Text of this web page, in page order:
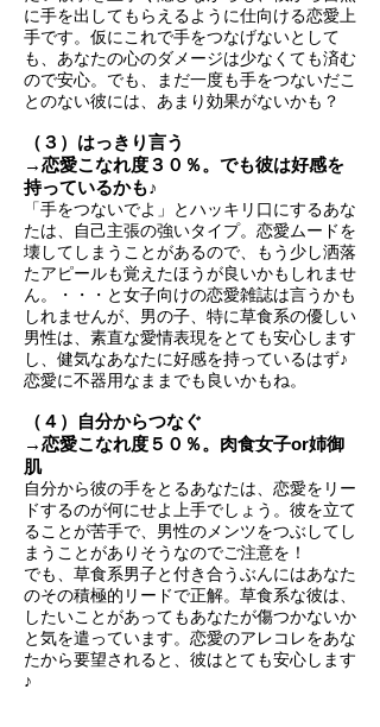
に手を出してもらえるように仕向ける恋愛上
手です。仮にこれで手をつなげないとして
も、あなたの心のダメージは少なくても済む
ので安心。でも、まだ一度も手をつないだこ
とのない彼には、あまり効果がないかも？
（３）はっきり言う
→恋愛こなれ度３０％。でも彼は好感を
持っているかも♪
「手をつないでよ」とハッキリ口にするあな
たは、自己主張の強いタイプ。恋愛ムードを
壊してしまうことがあるので、もう少し洒落
たアピールも覚えたほうが良いかもしれませ
ん。・・・と女子向けの恋愛雑誌は言うかも
しれませんが、男の子、特に草食系の優しい
男性は、素直な愛情表現をとても安心します
し、健気なあなたに好感を持っているはず♪
恋愛に不器用なままでも良いかもね。
（４）自分からつなぐ
→恋愛こなれ度５０％。肉食女子or姉御
肌
自分から彼の手をとるあなたは、恋愛をリー
ドするのが何にせよ上手でしょう。彼を立て
ることが苦手で、男性のメンツをつぶしてし
まうことがありそうなのでご注意を！
でも、草食系男子と付き合うぶんにはあなた
のその積極的リードで正解。草食系な彼は、
したいことがあってもあなたが傷つかないか
と気を遣っています。恋愛のアレコレをあな
たから要望されると、彼はとても安心します
♪